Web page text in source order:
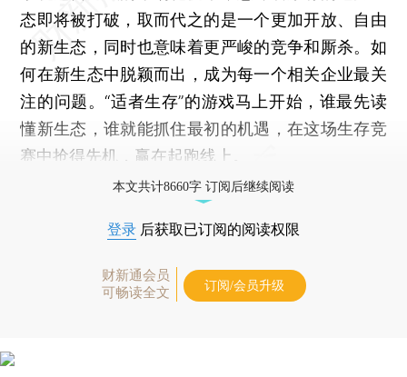
态即将被打破，取而代之的是一个更加开放、自由
的新生态，同时也意味着更严峻的竞争和厮杀。如
何在新生态中脱颖而出，成为每一个相关企业最关
注的问题。“适者生存”的游戏马上开始，谁最先读
懂新生态，谁就能抓住最初的机遇，在这场生存竞
赛中抢得先机，赢在起跑线上。
本文共计8660字 订阅后继续阅读
登录 后获取已订阅的阅读权限
财新通会员
可畅读全文
订阅/会员升级